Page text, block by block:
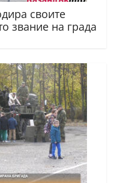
своите
звание на града